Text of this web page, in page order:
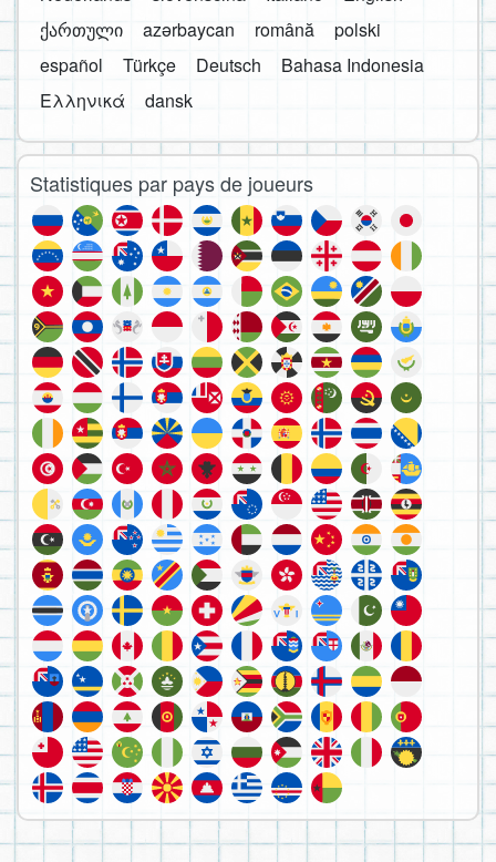
ქართული
azərbaycan română
polski
español
Türkçe Deutsch
Bahasa Indonesia
Ελληνικά
dansk
Statistiques par pays de joueurs